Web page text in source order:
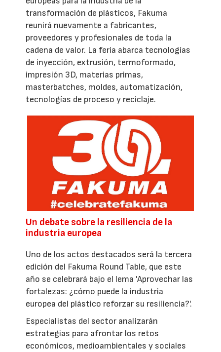
transformación de plásticos, Fakuma
reunirá nuevamente a fabricantes,
proveedores y profesionales de toda la
cadena de valor. La feria abarca tecnologías
de inyección, extrusión, termoformado,
impresión 3D, materias primas,
masterbatches, moldes, automatización,
tecnologías de proceso y reciclaje.
Un debate sobre la resiliencia de la
industria europea
Uno de los actos destacados será la tercera
edición del Fakuma Round Table, que este
año se celebrará bajo el lema 'Aprovechar las
fortalezas: ¿cómo puede la industria
europea del plástico reforzar su resiliencia?'.
Especialistas del sector analizarán
estrategias para afrontar los retos
económicos, medioambientales y sociales